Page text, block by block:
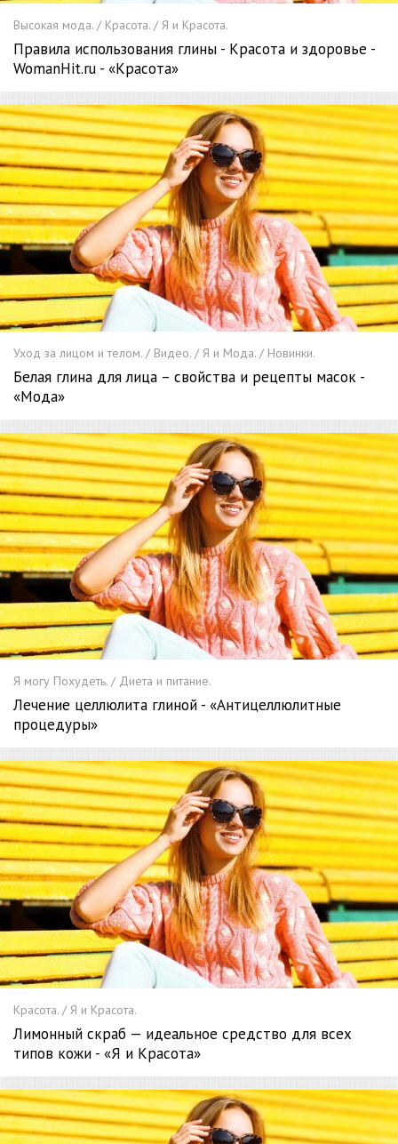
Высокая мода. / Красота. / Я и Красота.
Правила использования глины - Красота и здоровье -
WomanHit.ru - «Красота»
Уход за лицом и телом. / Видео. / Я и Мода. / Новинки.
Белая глина для лица – свойства и рецепты масок -
«Мода»
Я могу Похудеть. / Диета и питание.
Лечение целлюлита глиной - «Антицеллюлитные
процедуры»
Красота. / Я и Красота.
Лимонный скраб — идеальное средство для всех
типов кожи - «Я и Красота»